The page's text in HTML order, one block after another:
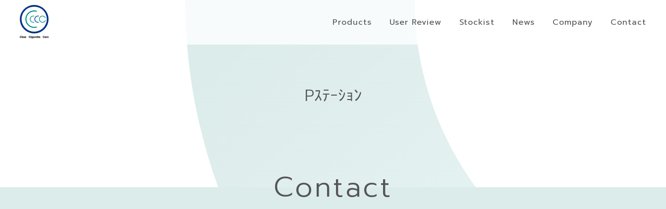
Products User Review Stockist News Company Contact
Pｽﾃｰｼｮﾝ
Contact